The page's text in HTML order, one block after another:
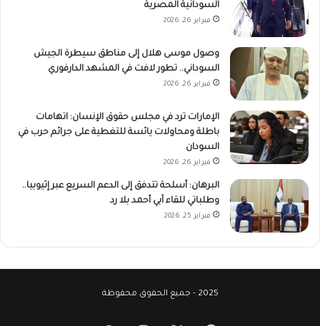
السودانية المصرية
فبراير 26, 2026
وصول موسى هلال إلى مناطق سيطرة الجيش
السوداني.. تطور لافت في المشهد الدارفوري
فبراير 26, 2026
الإمارات ترد في مجلس حقوق الإنسان: اتهامات
باطلة ومحاولات يائسة للتغطية على جرائم حرب في
السودان
فبراير 26, 2026
البرهان: أسلحة تتدفق إلى الدعم السريع عبر إثيوبيا..
وطلباتي للقاء آبي أحمد بلا رد
فبراير 25, 2026
2025 - جميع الحقوق محفوظة